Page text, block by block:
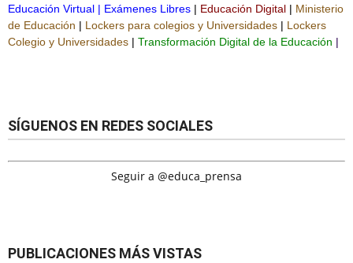
Educación Virtual | Exámenes Libres | Educación Digital | Ministerio
de Educación | Lockers para colegios y Universidades | Lockers
Colegio y Universidades | Transformación Digital de la Educación |
SÍGUENOS EN REDES SOCIALES
Seguir a @educa_prensa
PUBLICACIONES MÁS VISTAS